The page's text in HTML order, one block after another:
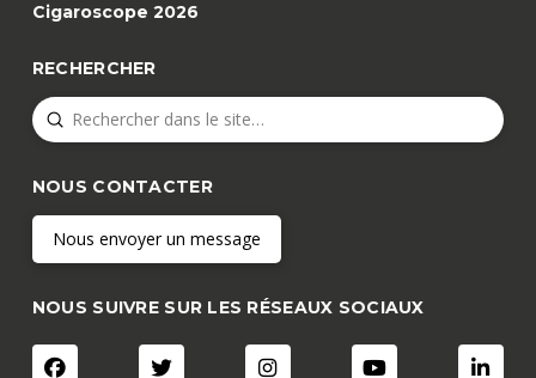
Cigaroscope 2026
RECHERCHER
Search
Submit
NOUS CONTACTER
Nous envoyer un message
NOUS SUIVRE SUR LES RÉSEAUX SOCIAUX